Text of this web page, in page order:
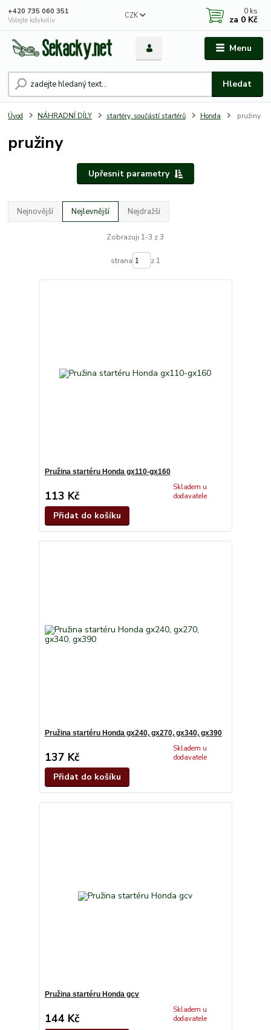
Menu
CZK
Hledat
+420 735 060 351
Volejte kdykoliv
0 ks
za 0 Kč
Úvod NÁHRADNÍ DÍLY startéry, součástí startérů Honda pružiny
pružiny
Upřesnit parametry
Nejnovější Nejlevnější Nejdražší
Zobrazuji 1-3 z 3
strana z 1
Pružina startéru Honda gx110-gx160
113 Kč
Skladem u
dodavatele
Přidat do košíku
Pružina startéru Honda gx240, gx270, gx340, gx390
137 Kč
Skladem u
dodavatele
Přidat do košíku
Pružina startéru Honda gcv
144 Kč
Skladem u
dodavatele